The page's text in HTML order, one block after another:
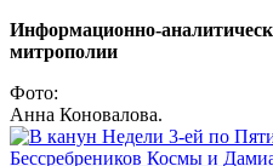
Информационно-
митрополии
Фото:
Анна Коновалова.